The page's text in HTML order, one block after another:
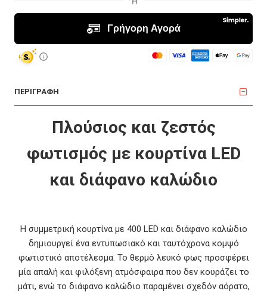
ΠΕΡΙΓΡΑΦΗ
Πλούσιος και ζεστός
φωτισμός με κουρτίνα LED
και διάφανο καλώδιο
Η συμμετρική κουρτίνα με 400 LED και διάφανο καλώδιο
δημιουργεί ένα εντυπωσιακό και ταυτόχρονα κομψό
φωτιστικό αποτέλεσμα. Το θερμό λευκό φως προσφέρει
μία απαλή και φιλόξενη ατμόσφαιρα που δεν κουράζει το
μάτι, ενώ το διάφανο καλώδιο παραμένει σχεδόν αόρατο,